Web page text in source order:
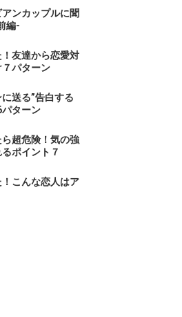
ンカップルに聞
編-
友達から恋愛対
パターン
送る”告白する
パターン
超危険！気の強
ポイント７
こんな恋人はア